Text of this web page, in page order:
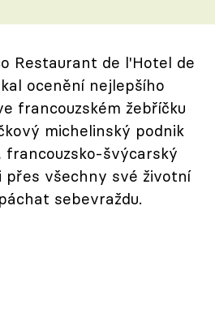
Restaurant de l'Hotel de
ocenění nejlepšího
francouzském žebříčku
michelinský podnik
francouzsko-švýcarský
přes všechny své životní
sebevraždu.